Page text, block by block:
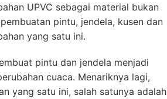
UPVC sebagai material bukan
pintu, jendela, kusen dan
yang satu ini.
pintu dan jendela menjadi
cuaca. Menariknya lagi,
yang satu ini, salah satunya adalah